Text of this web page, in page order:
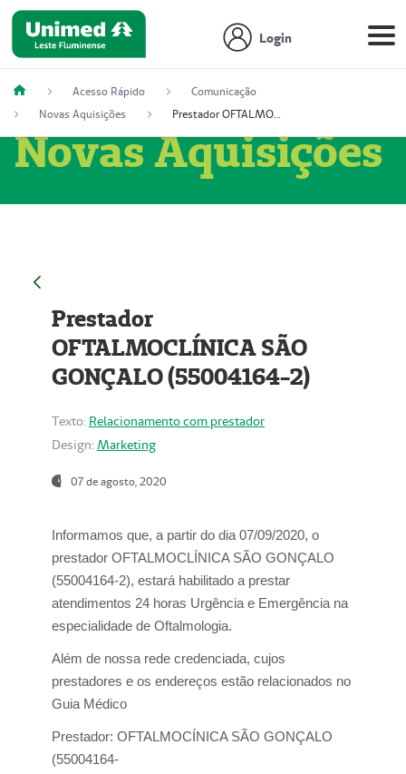
Login
Acesso Rápido
Comunicação
Novas Aquisições
Prestador OFTALMOCLÍNICA SÃO GONÇALO (55004164-2)
Novas Aquisições
Prestador
OFTALMOCLÍNICA SÃO
GONÇALO (55004164-2)
Texto: Relacionamento com prestador
Design: Marketing
07 de agosto, 2020
Informamos que, a partir do dia 07/09/2020, o
prestador OFTALMOCLÍNICA SÃO GONÇALO
(55004164-2), estará habilitado a prestar
atendimentos 24 horas Urgência e Emergência na
especialidade de Oftalmologia.
Além de nossa rede credenciada, cujos
prestadores e os endereços estão relacionados no
Guia Médico
Prestador: OFTALMOCÍNICA SÃO GONÇALO
(55004164-